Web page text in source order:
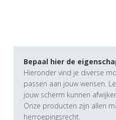
Bepaal hier de
Hieronder vind je diverse
passen aan jouw wensen.
jouw scherm kunnen
Onze producten zijn allen
herroepingsrecht.